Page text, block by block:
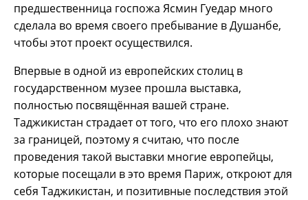
предшественница госпожа Ясмин Гуедар много
сделала во время своего пребывание в Душанбе,
чтобы этот проект осуществился.
Впервые в одной из европейских столиц в
государственном музее прошла выставка,
полностью посвящённая вашей стране.
Таджикистан страдает от того, что его плохо знают
за границей, поэтому я считаю, что после
проведения такой выставки многие европейцы,
которые посещали в это время Париж, откроют для
себя Таджикистан, и позитивные последствия этой